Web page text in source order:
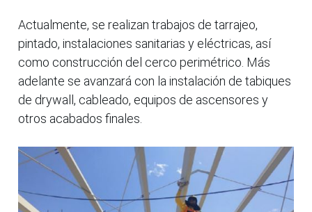
Actualmente, se realizan trabajos de tarrajeo,
pintado, instalaciones sanitarias y eléctricas, así
como construcción del cerco perimétrico. Más
adelante se avanzará con la instalación de tabiques
de drywall, cableado, equipos de ascensores y
otros acabados finales.